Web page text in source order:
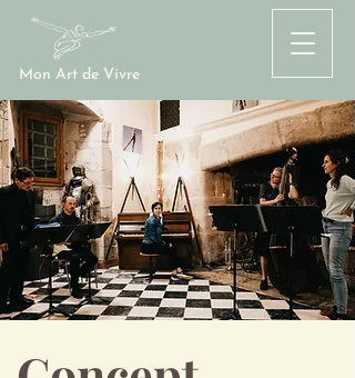
Mon Art de Vivre